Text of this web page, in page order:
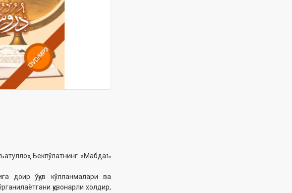
Бекпўлатнинг «Мабдаъ
доир ўқув кўлланмалари ва
қувонарли холдир,